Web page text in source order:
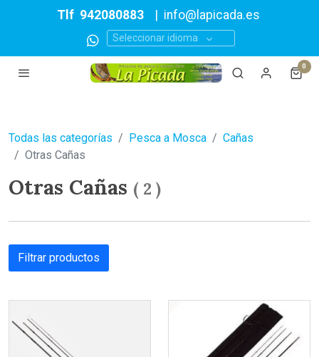
Tlf 942080883 info@lapicada.es
Seleccionar idioma
0
Todas las categorías Pesca a Mosca
Cañas
Otras Cañas
Otras Cañas ( 2 )
Filtrar productos